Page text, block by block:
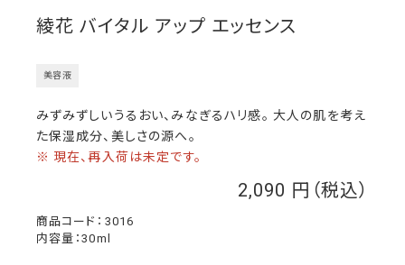
綾花 バイタル アップ エッセンス
美容液
2,090
3016
みずみずしいうるおい、みなぎるハリ感。 大人の肌を考え
た保湿成分、美しさの源へ。
※ 現在、再入荷は未定です。
内容量：30ml